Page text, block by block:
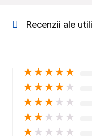
Recenzii ale
★★★★★
★★★★ ★
★★★ ★ ★
★★ ★ ★ ★
★ ★ ★ ★ ★